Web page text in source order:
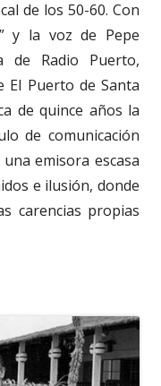
de los 50-60. Con
y la voz de Pepe
de Radio Puerto,
El Puerto de Santa
de quince años la
de comunicación
emisora escasa
e ilusión, donde
carencias propias